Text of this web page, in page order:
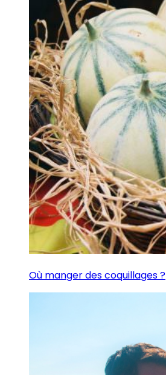
Où manger des coquillages ?